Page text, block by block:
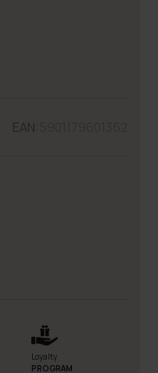
EAN:
Loyalty
PROGRAM